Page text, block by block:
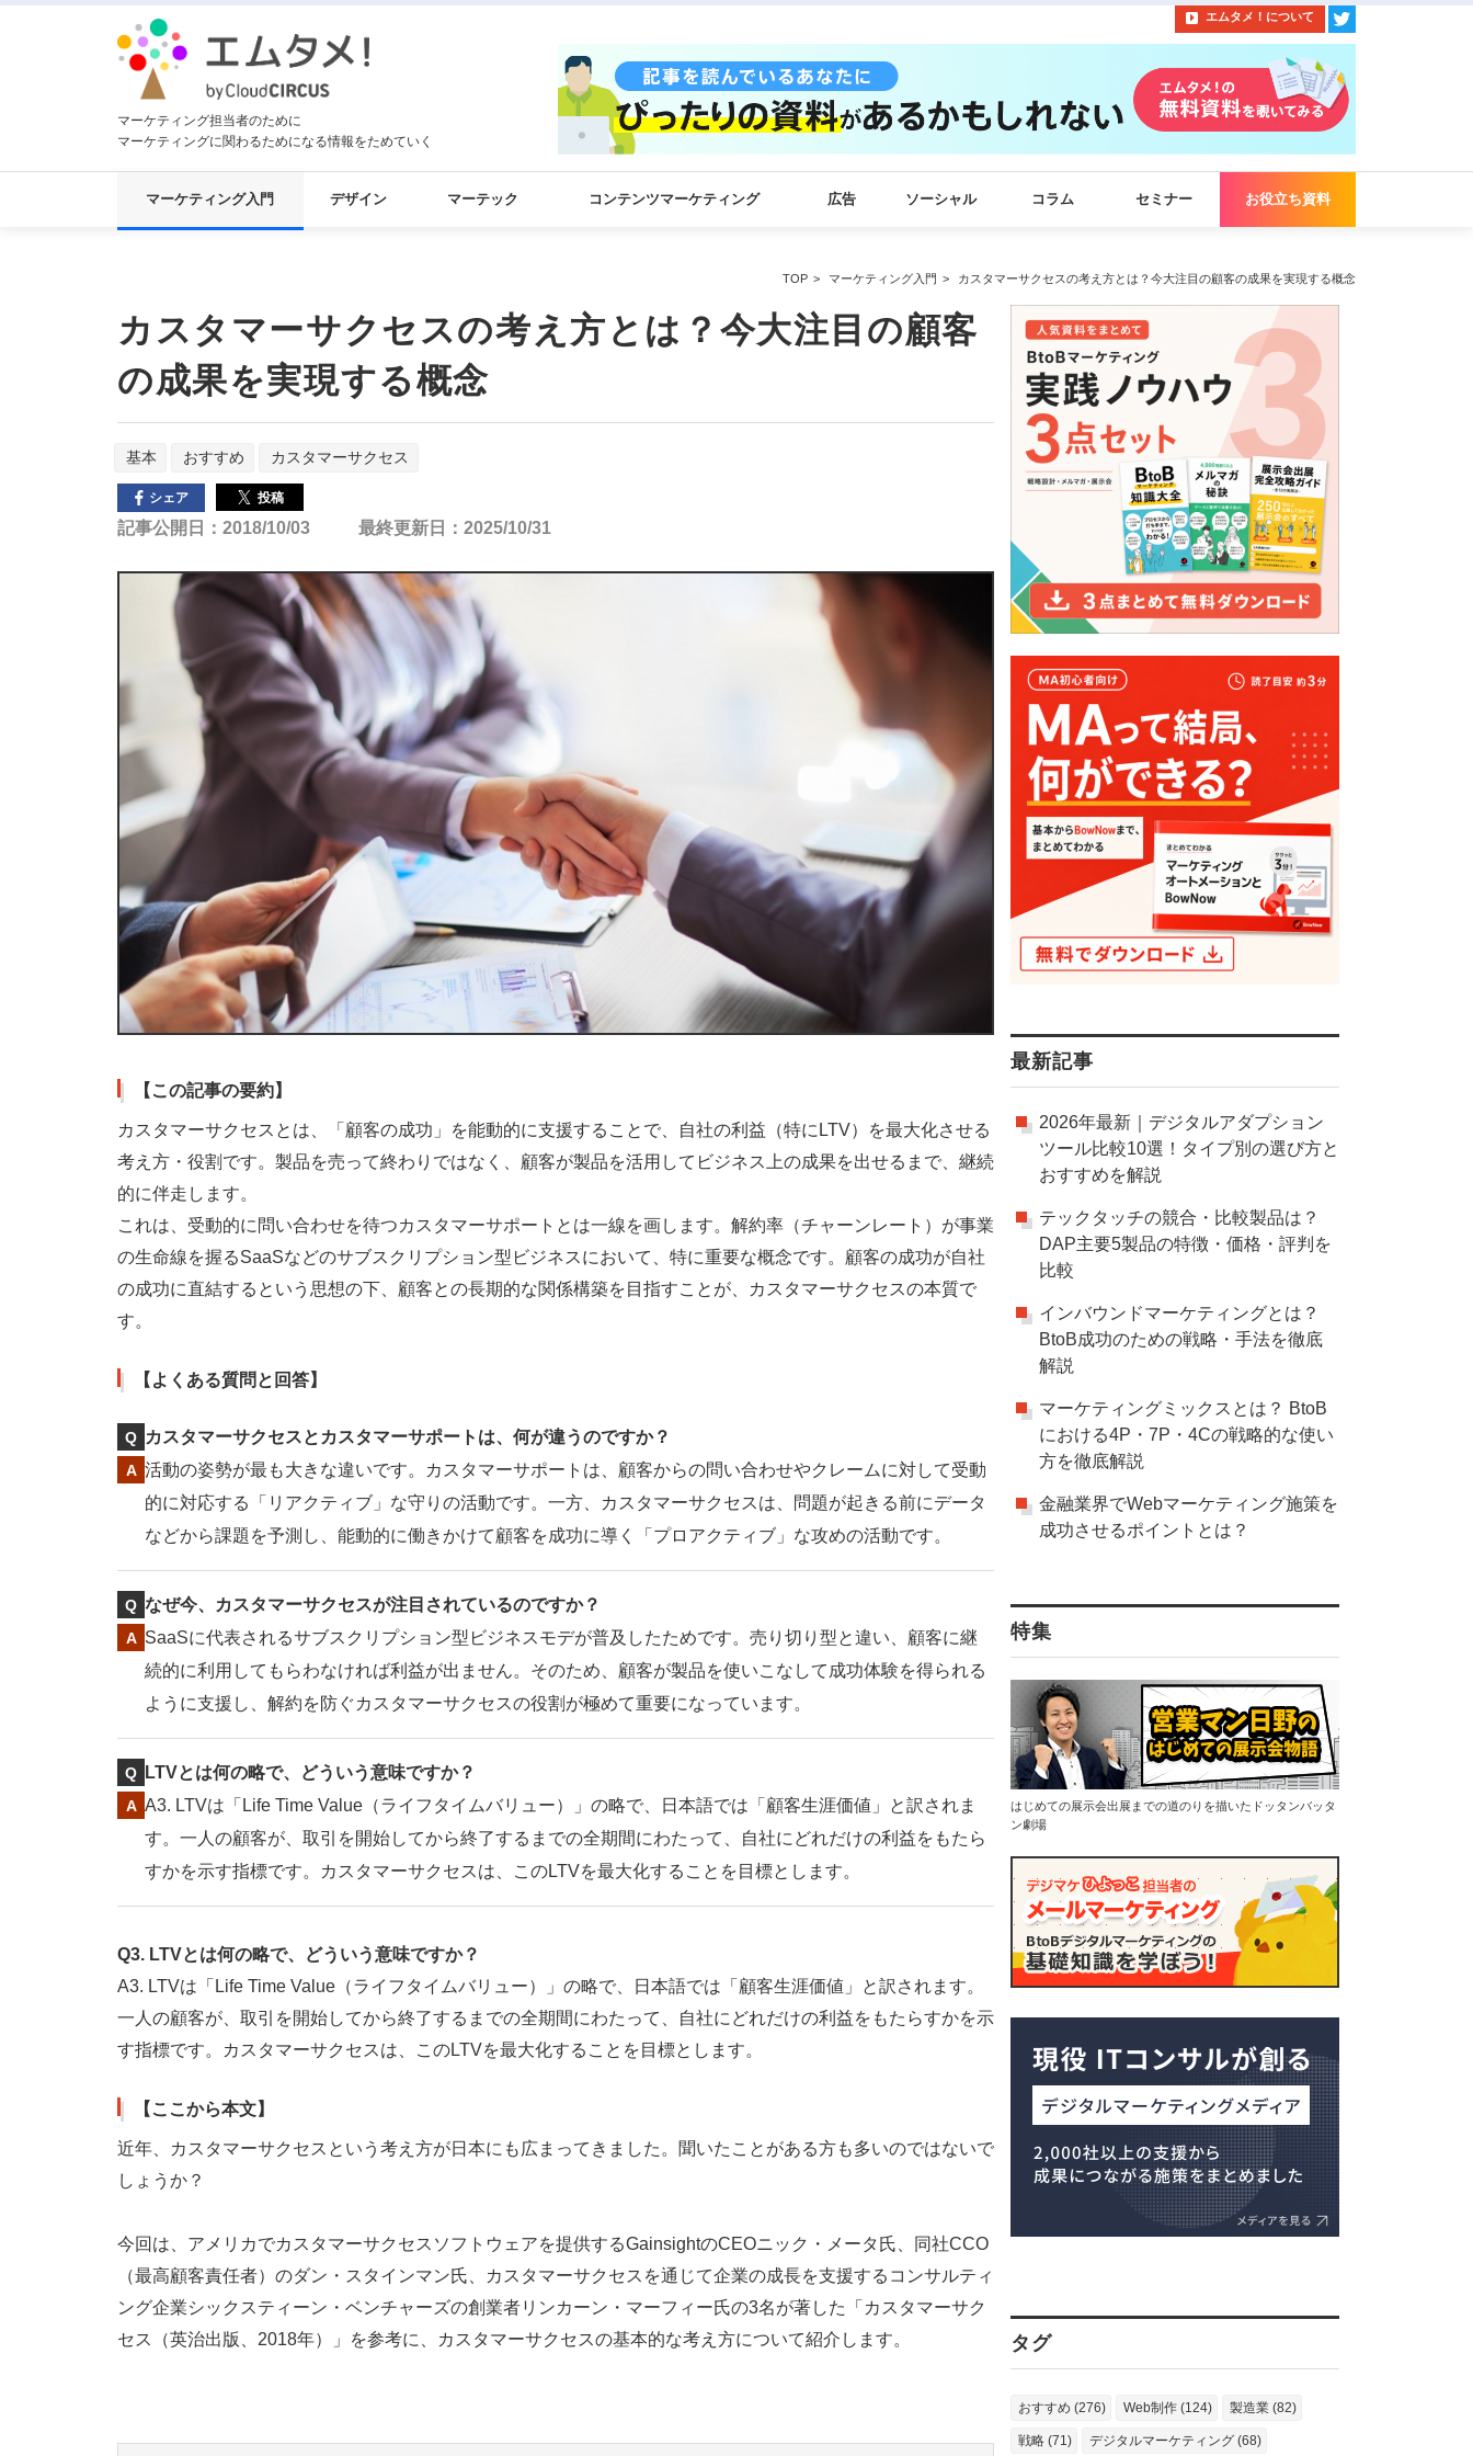
エムタメ！について
マーケティング担当者のために
マーケティングに関わるためになる情報をためていく
マーケティング入門 デザイン マーテック コンテンツマーケティング 広告 ソーシャル コラム セミナー お役立ち資料
TOP マーケティング入門 カスタマーサクセスの考え方とは？今大注目の顧客の成果を実現する概念
カスタマーサクセスの考え方とは？今大注目の顧客
の成果を実現する概念
基本 おすすめ カスタマーサクセス
シェア 投稿
記事公開日：2018/10/03 最終更新日：2025/10/31
【この記事の要約】
カスタマーサクセスとは、「顧客の成功」を能動的に支援することで、自社の利益（特にLTV）を最大化させる
考え方・役割です。製品を売って終わりではなく、顧客が製品を活用してビジネス上の成果を出せるまで、継続
的に伴走します。
これは、受動的に問い合わせを待つカスタマーサポートとは一線を画します。解約率（チャーンレート）が事業
の生命線を握るSaaSなどのサブスクリプション型ビジネスにおいて、特に重要な概念です。顧客の成功が自社
の成功に直結するという思想の下、顧客との長期的な関係構築を目指すことが、カスタマーサクセスの本質で
す。
【よくある質問と回答】
カスタマーサクセスとカスタマーサポートは、何が違うのですか？
活動の姿勢が最も大きな違いです。カスタマーサポートは、顧客からの問い合わせやクレームに対して受動
的に対応する「リアクティブ」な守りの活動です。一方、カスタマーサクセスは、問題が起きる前にデータ
などから課題を予測し、能動的に働きかけて顧客を成功に導く「プロアクティブ」な攻めの活動です。
なぜ今、カスタマーサクセスが注目されているのですか？
SaaSに代表されるサブスクリプション型ビジネスモデが普及したためです。売り切り型と違い、顧客に継
続的に利用してもらわなければ利益が出ません。そのため、顧客が製品を使いこなして成功体験を得られる
ように支援し、解約を防ぐカスタマーサクセスの役割が極めて重要になっています。
LTVとは何の略で、どういう意味ですか？
A3. LTVは「Life Time Value（ライフタイムバリュー）」の略で、日本語では「顧客生涯価値」と訳されま
す。一人の顧客が、取引を開始してから終了するまでの全期間にわたって、自社にどれだけの利益をもたら
すかを示す指標です。カスタマーサクセスは、このLTVを最大化することを目標とします。
Q3. LTVとは何の略で、どういう意味ですか？
A3. LTVは「Life Time Value（ライフタイムバリュー）」の略で、日本語では「顧客生涯価値」と訳されます。
一人の顧客が、取引を開始してから終了するまでの全期間にわたって、自社にどれだけの利益をもたらすかを示
す指標です。カスタマーサクセスは、このLTVを最大化することを目標とします。
【ここから本文】
近年、カスタマーサクセスという考え方が日本にも広まってきました。聞いたことがある方も多いのではないで
しょうか？
今回は、アメリカでカスタマーサクセスソフトウェアを提供するGainsightのCEOニック・メータ氏、同社CCO
（最高顧客責任者）のダン・スタインマン氏、カスタマーサクセスを通じて企業の成長を支援するコンサルティ
ング企業シックスティーン・ベンチャーズの創業者リンカーン・マーフィー氏の3名が著した「カスタマーサク
セス（英治出版、2018年）」を参考に、カスタマーサクセスの基本的な考え方について紹介します。
最新記事
2026年最新｜デジタルアダプション
ツール比較10選！タイプ別の選び方と
おすすめを解説
テックタッチの競合・比較製品は？
DAP主要5製品の特徴・価格・評判を
比較
インバウンドマーケティングとは？
BtoB成功のための戦略・手法を徹底
解説
マーケティングミックスとは？ BtoB
における4P・7P・4Cの戦略的な使い
方を徹底解説
金融業界でWebマーケティング施策を
成功させるポイントとは？
特集
はじめての展示会出展までの道のりを描いたドッタンバッタ
ン劇場
タグ
おすすめ (276) Web制作 (124) 製造業 (82)
戦略 (71) デジタルマーケティング (68)